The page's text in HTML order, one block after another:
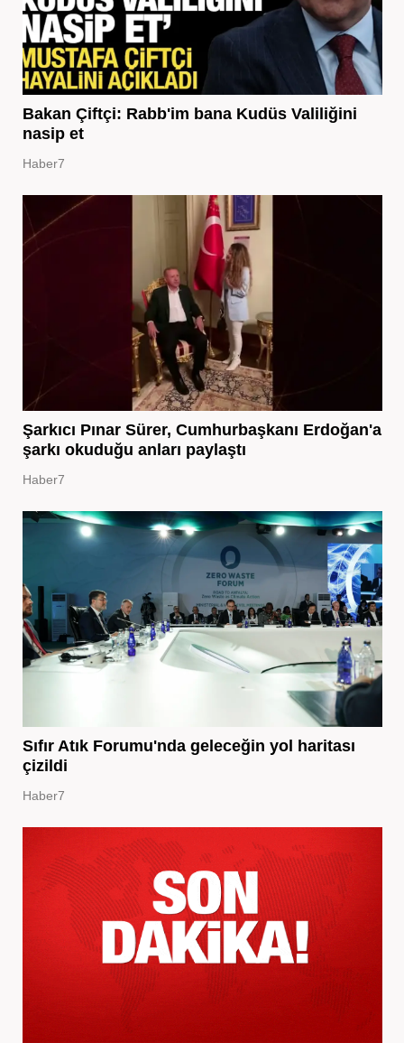
Bakan Çiftçi: Rabb'im bana Kudüs Valiliğini
nasip et
Haber7
Şarkıcı Pınar Sürer, Cumhurbaşkanı Erdoğan'a
şarkı okuduğu anları paylaştı
Haber7
Sıfır Atık Forumu'nda geleceğin yol haritası
çizildi
Haber7